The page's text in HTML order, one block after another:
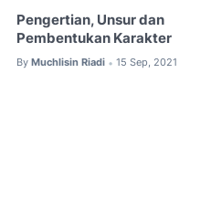
Pengertian, Unsur dan
Pembentukan Karakter
By Muchlisin Riadi • 15 Sep, 2021